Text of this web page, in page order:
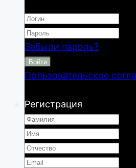
Забыли пароль?
Войти
Пользовательское
Регистрация